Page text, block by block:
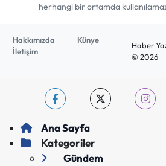
herhangi bir ortamda
Hakkımızda
Künye
İletişim
Haber
© 2026
Ana Sayfa
Kategoriler
Gündem